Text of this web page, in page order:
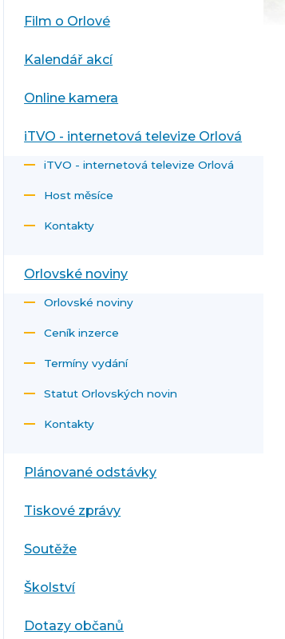
Film o Orlové
Kalendář akcí
Online kamera
iTVO - internetová televize Orlová
iTVO - internetová televize Orlová
Host měsíce
Kontakty
Orlovské noviny
Orlovské noviny
Ceník inzerce
Termíny vydání
Statut Orlovských novin
Kontakty
Plánované odstávky
Tiskové zprávy
Soutěže
Školství
Dotazy občanů